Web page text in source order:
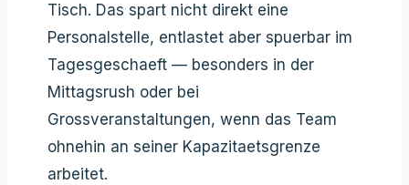
Tisch. Das spart nicht direkt eine
Personalstelle, entlastet aber spuerbar im
Tagesgeschaeft — besonders in der
Mittagsrush oder bei
Grossveranstaltungen, wenn das Team
ohnehin an seiner Kapazitaetsgrenze
arbeitet.